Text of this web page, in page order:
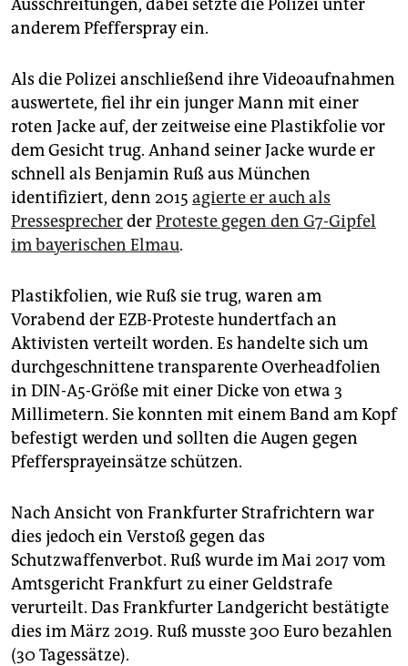
Ausschreitungen, dabei setzte die Polizei unter
anderem Pfefferspray ein.
Als die Polizei anschließend ihre Videoaufnahmen
auswertete, fiel ihr ein junger Mann mit einer
roten Jacke auf, der zeitweise eine Plastikfolie vor
dem Gesicht trug. Anhand seiner Jacke wurde er
schnell als Benjamin Ruß aus München
identifiziert, denn 2015 agierte er auch als
PressesprecherderProteste gegen den G7-Gipfel
im bayerischen Elmau.
Plastikfolien, wie Ruß sie trug, waren am
Vorabend der EZB-Proteste hundertfach an
Aktivisten verteilt worden. Es handelte sich um
durchgeschnittene transparente Overheadfolien
in DIN-A5-Größe mit einer Dicke von etwa 3
Millimetern. Sie konnten mit einem Band am Kopf
befestigt werden und sollten die Augen gegen
Pfeffersprayeinsätze schützen.
Nach Ansicht von Frankfurter Strafrichtern war
dies jedoch ein Verstoß gegen das
Schutzwaffenverbot. Ruß wurde im Mai 2017 vom
Amtsgericht Frankfurt zu einer Geldstrafe
verurteilt. Das Frankfurter Landgericht bestätigte
dies im März 2019. Ruß musste 300 Euro bezahlen
(30 Tagessätze).